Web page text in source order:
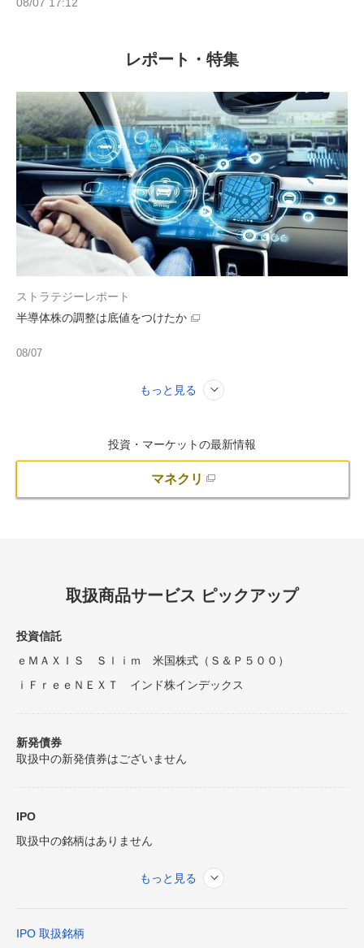
レポート・特集
ストラテジーレポート
半導体株の調整は底値をつけたか
08/07
もっと見る
投資・マーケットの最新情報
マネクリ
取扱商品サービス ピックアップ
投資信託
ｅＭＡＸＩＳ Ｓｌｉｍ 米国株式（Ｓ＆Ｐ５００）
ｉＦｒｅｅＮＥＸＴ インド株インデックス
新発債券
取扱中の新発債券はございません
IPO
取扱中の銘柄はありません
もっと見る
IPO 取扱銘柄